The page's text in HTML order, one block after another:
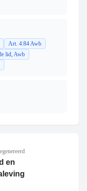
Art. 4:84 Awb
lid, Awb
en